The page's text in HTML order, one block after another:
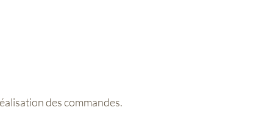
des commandes.